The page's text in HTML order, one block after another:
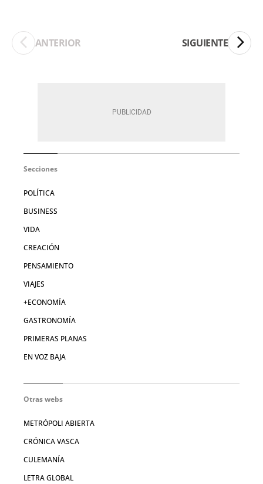
ANTERIOR SIGUIENTE
Secciones
POLÍTICA
BUSINESS
VIDA
CREACIÓN
PENSAMIENTO
VIAJES
+ECONOMÍA
GASTRONOMÍA
PRIMERAS PLANAS
EN VOZ BAJA
Otras webs
METRÓPOLI ABIERTA
CRÓNICA VASCA
CULEMANÍA
LETRA GLOBAL